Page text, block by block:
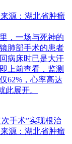
来源：湖北省肿瘤
，一场与死神的
肺部手术的患者
病床时已是大汗
上前查看，监测
62%，心率高达
此展开。
手术”实现根治
来源：湖北省肿瘤